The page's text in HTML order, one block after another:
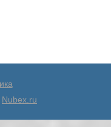
Nubex.ru